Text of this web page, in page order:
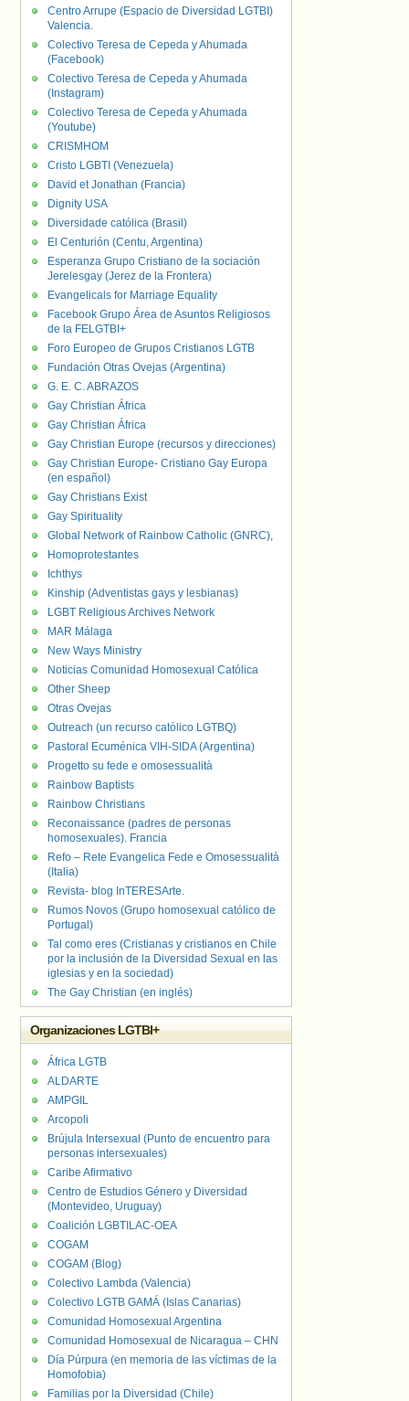
Centro Arrupe (Espacio de Diversidad LGTBI)
Valencia.
Colectivo Teresa de Cepeda y Ahumada
(Facebook)
Colectivo Teresa de Cepeda y Ahumada
(Instagram)
Colectivo Teresa de Cepeda y Ahumada
(Youtube)
CRISMHOM
Cristo LGBTI (Venezuela)
David et Jonathan (Francia)
Dignity USA
Diversidade católica (Brasil)
El Centurión (Centu, Argentina)
Esperanza Grupo Cristiano de la sociación
Jerelesgay (Jerez de la Frontera)
Evangelicals for Marriage Equality
Facebook Grupo Área de Asuntos Religiosos
de la FELGTBI+
Foro Europeo de Grupos Cristianos LGTB
Fundación Otras Ovejas (Argentina)
G. E. C. ABRAZOS
Gay Christian África
Gay Christian África
Gay Christian Europe (recursos y direcciones)
Gay Christian Europe- Cristiano Gay Europa
(en español)
Gay Christians Exist
Gay Spirituality
Global Network of Rainbow Catholic (GNRC),
Homoprotestantes
Ichthys
Kinship (Adventistas gays y lesbianas)
LGBT Religious Archives Network
MAR Málaga
New Ways Ministry
Noticias Comunidad Homosexual Católica
Other Sheep
Otras Ovejas
Outreach (un recurso católico LGTBQ)
Pastoral Ecuménica VIH-SIDA (Argentina)
Progetto su fede e omosessualità
Rainbow Baptists
Rainbow Christians
Reconaissance (padres de personas
homosexuales). Francia
Refo – Rete Evangelica Fede e Omosessualità
(Italia)
Revista- blog InTERESArte.
Rumos Novos (Grupo homosexual católico de
Portugal)
Tal como eres (Cristianas y cristianos en Chile
por la inclusión de la Diversidad Sexual en las
iglesias y en la sociedad)
The Gay Christian (en inglés)
Organizaciones LGTBI+
África LGTB
ALDARTE
AMPGIL
Arcopoli
Brújula Intersexual (Punto de encuentro para
personas intersexuales)
Caribe Afirmativo
Centro de Estudios Género y Diversidad
(Montevideo, Uruguay)
Coalición LGBTILAC-OEA
COGAM
COGAM (Blog)
Colectivo Lambda (Valencia)
Colectivo LGTB GAMÁ (Islas Canarias)
Comunidad Homosexual Argentina
Comunidad Homosexual de Nicaragua – CHN
Día Púrpura (en memoria de las víctimas de la
Homofobia)
Familias por la Diversidad (Chile)